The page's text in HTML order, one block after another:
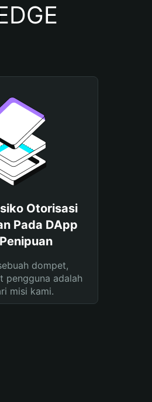
Otorisasi
Pada DApp
dompet,
pengguna adalah
misi kami.